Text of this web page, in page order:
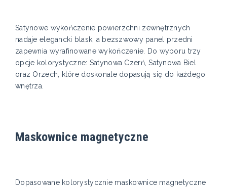
Satynowe wykończenie powierzchni zewnętrznych
nadaje elegancki blask, a bezszwowy panel przedni
zapewnia wyrafinowane wykończenie. Do wyboru trzy
opcje kolorystyczne: Satynowa Czerń, Satynowa Biel
oraz Orzech, które doskonale dopasują się do każdego
wnętrza.
Maskownice magnetyczne
Dopasowane kolorystycznie maskownice magnetyczne